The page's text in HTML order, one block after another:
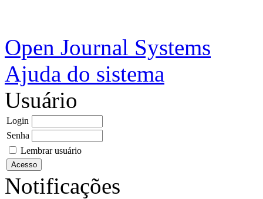
Open Journal Systems
Ajuda do sistema
Usuário
Login
Senha
Lembrar usuário
Notificações